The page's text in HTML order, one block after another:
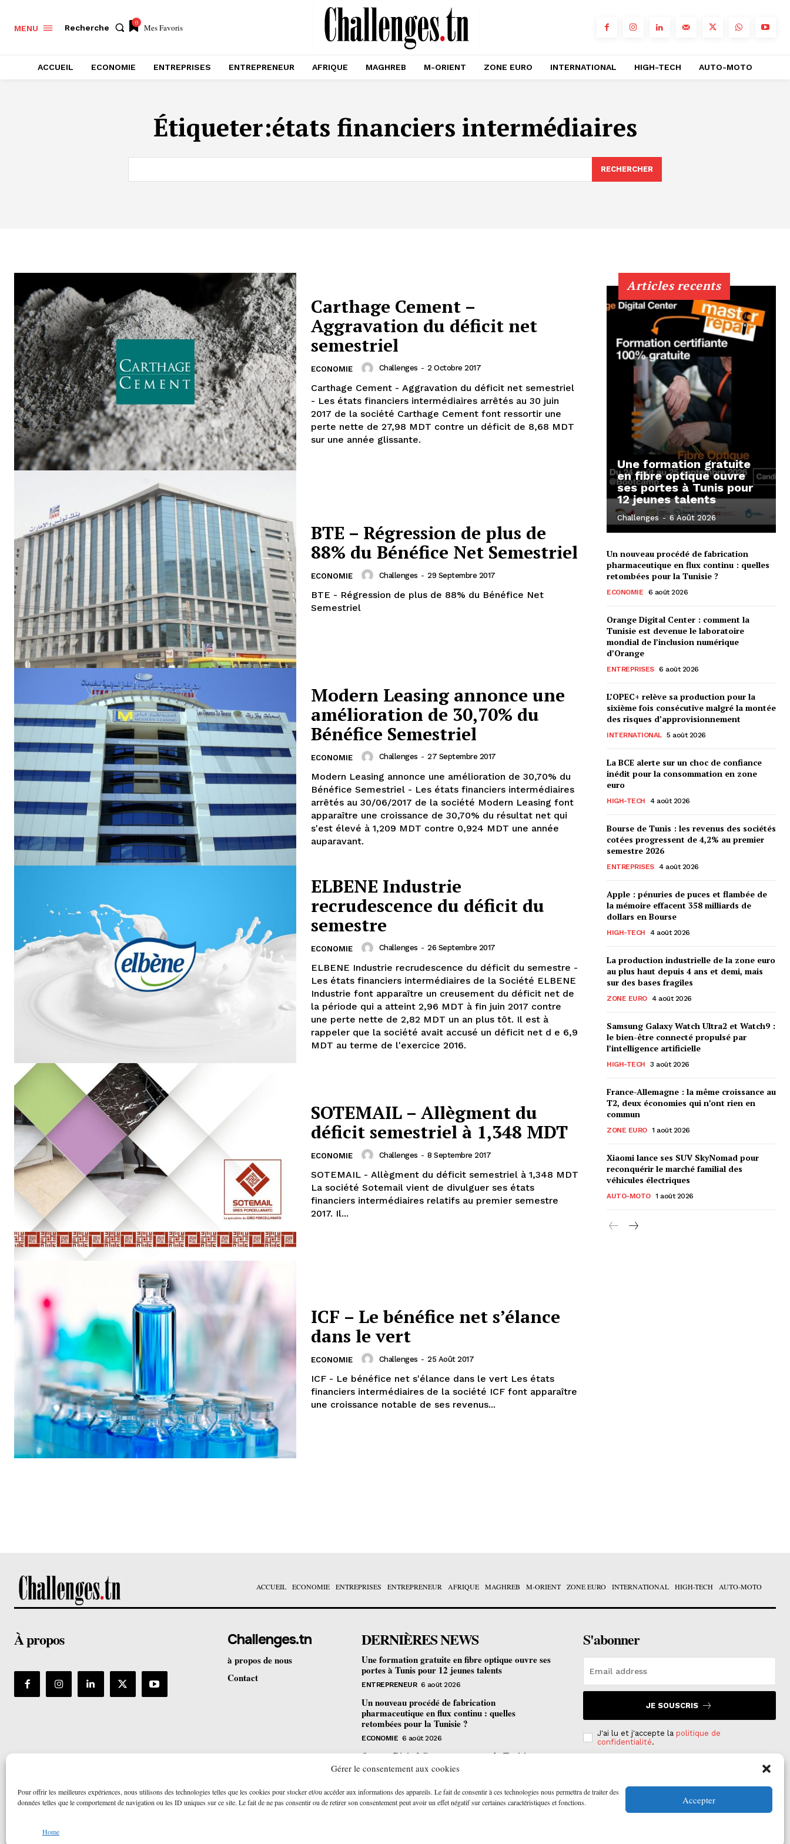
Gérer le consentement aux cookies
Pour offrir les meilleures expériences, nous utilisons des technologies telles que les cookies pour stocker et/ou accéder aux informations des appareils. Le fait de consentir à ces technologies nous permettra de traiter des
données telles que le comportement de navigation ou les ID uniques sur ce site. Le fait de ne pas consentir ou de retirer son consentement peut avoir un effet négatif sur certaines caractéristiques et fonctions.
Accepter
Home
MENU Recherche
0 Mes Favoris
ACCUEIL ECONOMIE ENTREPRISES ENTREPRENEUR AFRIQUE MAGHREB M-ORIENT ZONE EURO INTERNATIONAL HIGH-TECH AUTO-MOTO
Étiqueter:états financiers intermédiaires
RECHERCHER
Carthage Cement –
Aggravation du déficit net
semestriel
ECONOMIE Challenges - 2 Octobre 2017
Carthage Cement - Aggravation du déficit net semestriel
- Les états financiers intermédiaires arrêtés au 30 juin
2017 de la société Carthage Cement font ressortir une
perte nette de 27,98 MDT contre un déficit de 8,68 MDT
sur une année glissante.
BTE – Régression de plus de
88% du Bénéfice Net Semestriel
ECONOMIE Challenges - 29 Septembre 2017
BTE - Régression de plus de 88% du Bénéfice Net
Semestriel
Modern Leasing annonce une
amélioration de 30,70% du
Bénéfice Semestriel
ECONOMIE Challenges - 27 Septembre 2017
Modern Leasing annonce une amélioration de 30,70% du
Bénéfice Semestriel - Les états financiers intermédiaires
arrêtés au 30/06/2017 de la société Modern Leasing font
apparaître une croissance de 30,70% du résultat net qui
s'est élevé à 1,209 MDT contre 0,924 MDT une année
auparavant.
ELBENE Industrie
recrudescence du déficit du
semestre
ECONOMIE Challenges - 26 Septembre 2017
ELBENE Industrie recrudescence du déficit du semestre -
Les états financiers intermédiaires de la Société ELBENE
Industrie font apparaître un creusement du déficit net de
la période qui a atteint 2,96 MDT à fin juin 2017 contre
une perte nette de 2,82 MDT un an plus tôt. Il est à
rappeler que la société avait accusé un déficit net d e 6,9
MDT au terme de l'exercice 2016.
SOTEMAIL – Allègment du
déficit semestriel à 1,348 MDT
ECONOMIE Challenges - 8 Septembre 2017
SOTEMAIL - Allègment du déficit semestriel à 1,348 MDT
La société Sotemail vient de divulguer ses états
financiers intermédiaires relatifs au premier semestre
2017. Il...
ICF – Le bénéfice net s’élance
dans le vert
ECONOMIE Challenges - 25 Août 2017
ICF - Le bénéfice net s'élance dans le vert Les états
financiers intermédiaires de la société ICF font apparaître
une croissance notable de ses revenus...
Articles recents
Une formation gratuite
en fibre optique ouvre
ses portes à Tunis pour
12 jeunes talents
Challenges - 6 Août 2026
Un nouveau procédé de fabrication
pharmaceutique en flux continu : quelles
retombées pour la Tunisie ?
ECONOMIE 6 août 2026
Orange Digital Center : comment la
Tunisie est devenue le laboratoire
mondial de l’inclusion numérique
d’Orange
ENTREPRISES 6 août 2026
L’OPEC+ relève sa production pour la
sixième fois consécutive malgré la montée
des risques d’approvisionnement
INTERNATIONAL 5 août 2026
La BCE alerte sur un choc de confiance
inédit pour la consommation en zone
euro
HIGH-TECH 4 août 2026
Bourse de Tunis : les revenus des sociétés
cotées progressent de 4,2% au premier
semestre 2026
ENTREPRISES 4 août 2026
Apple : pénuries de puces et flambée de
la mémoire effacent 358 milliards de
dollars en Bourse
HIGH-TECH 4 août 2026
La production industrielle de la zone euro
au plus haut depuis 4 ans et demi, mais
sur des bases fragiles
ZONE EURO 4 août 2026
Samsung Galaxy Watch Ultra2 et Watch9 :
le bien-être connecté propulsé par
l’intelligence artificielle
HIGH-TECH 3 août 2026
France-Allemagne : la même croissance au
T2, deux économies qui n’ont rien en
commun
ZONE EURO 1 août 2026
Xiaomi lance ses SUV SkyNomad pour
reconquérir le marché familial des
véhicules électriques
AUTO-MOTO 1 août 2026
ACCUEIL ECONOMIE ENTREPRISES ENTREPRENEUR AFRIQUE MAGHREB M-ORIENT ZONE EURO INTERNATIONAL HIGH-TECH AUTO-MOTO
À propos Challenges.tn
à propos de nous
Contact
DERNIÈRES NEWS
Une formation gratuite en fibre optique ouvre ses
portes à Tunis pour 12 jeunes talents
ENTREPRENEUR 6 août 2026
Un nouveau procédé de fabrication
pharmaceutique en flux continu : quelles
retombées pour la Tunisie ?
ECONOMIE 6 août 2026
Orange Digital Center : comment la Tunisie est
devenue le laboratoire mondial de l’inclusion
ENTREPRISES 6 août 2026
S'abonner
JE SOUSCRIS
J'ai lu et j'accepte la politique de
confidentialité.